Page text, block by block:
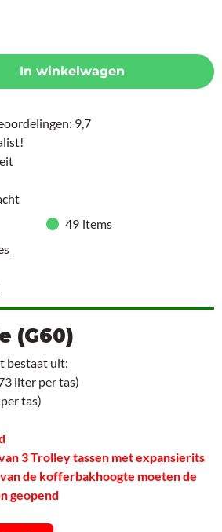
In winkelwagen
9,7
49 items
(G60)
bestaat uit:
liter per tas)
tas)
3 Trolley tassen met expansierits
de kofferbakhoogte moeten de
geopend